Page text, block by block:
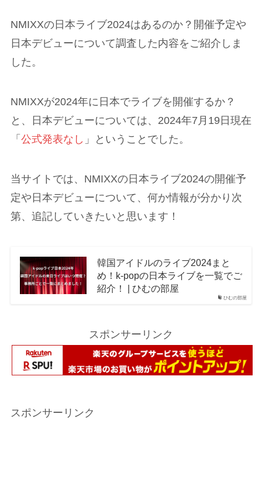
NMIXXの日本ライブ2024はあるのか？開催予定や
日本デビューについて調査した内容をご紹介しま
した。
NMIXXが2024年に日本でライブを開催するか？
と、日本デビューについては、2024年7月19日現在
「 公式発表なし 」ということでした。
当サイトでは、NMIXXの日本ライブ2024の開催予
定や日本デビューについて、何か情報が分かり次
第、追記していきたいと思います！
ひむの部屋
韓国アイドルのライブ2024まと
め！k-popの日本ライブを一覧でご
紹介！ | ひむの部屋
スポンサーリンク
スポンサーリンク